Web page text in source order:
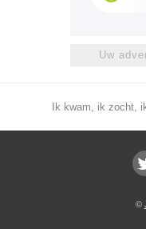
Uw
Ik kwam, ik zocht,
©